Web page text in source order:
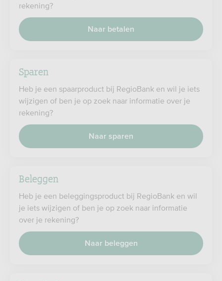
rekening?
Naar betalen
Sparen
Heb je een spaarproduct bij RegioBank en wil je iets
wijzigen of ben je op zoek naar informatie over je
rekening?
Naar sparen
Beleggen
Heb je een beleggingsproduct bij RegioBank en wil
je iets wijzigen of ben je op zoek naar informatie
over je rekening?
Naar beleggen